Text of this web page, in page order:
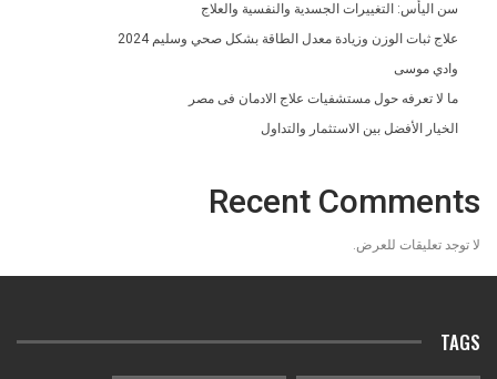
سن اليأس: التغييرات الجسدية والنفسية والعلاج
علاج ثبات الوزن وزيادة معدل الطاقة بشكل صحي وسليم 2024
وادي موسى
ما لا تعرفه حول مستشفيات علاج الادمان فى مصر
الخيار الأفضل بين الاستثمار والتداول
Recent Comments
لا توجد تعليقات للعرض.
TAGS